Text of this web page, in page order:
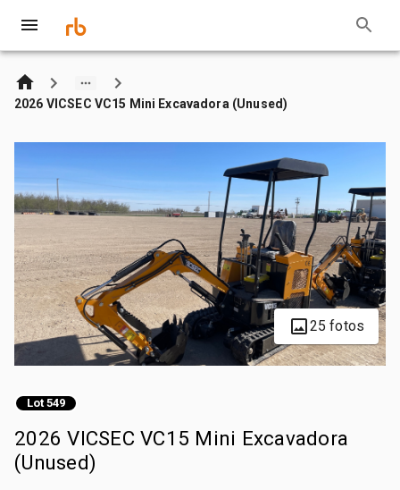
2026 VICSEC VC15 Mini Excavadora (Unused)
25 fotos
Lot 549
2026 VICSEC VC15 Mini Excavadora
(Unused)